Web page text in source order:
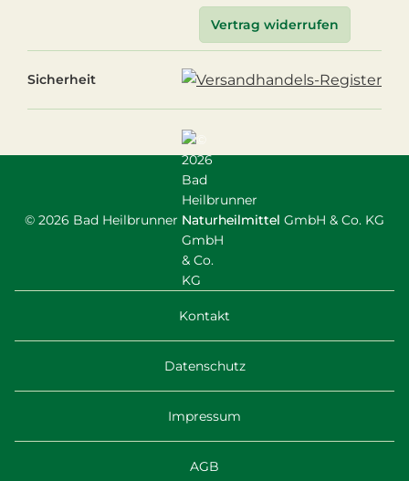
Vertrag widerrufen
Sicherheit
© 2026 Bad Heilbrunner Naturheilmittel GmbH & Co. KG
Kontakt
Datenschutz
Impressum
AGB